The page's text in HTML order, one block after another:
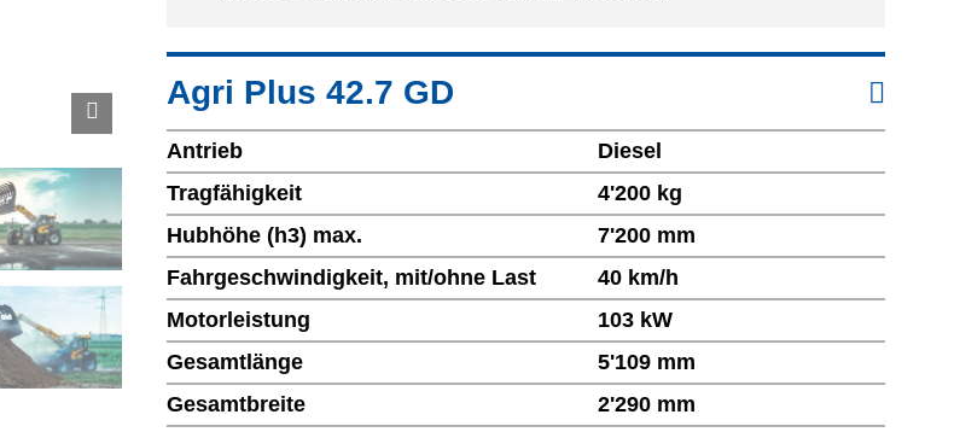
Agri Plus 42.7 GD
Antrieb
Diesel
Tragfähigkeit
4'200 kg
Hubhöhe (h3) max.
7'200 mm
Fahrgeschwindigkeit, mit/ohne Last
40 km/h
Motorleistung
103 kW
Gesamtlänge
5'109 mm
Gesamtbreite
2'290 mm